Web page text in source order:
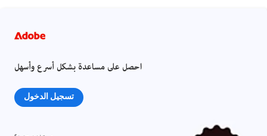
احصل على مساعدة بشكل أسرع وأسهل
تسجيل الدخول